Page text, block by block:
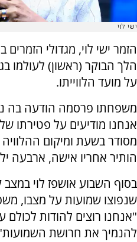
ישי לוי
הזמר ישי לוי, מגדולי
על מועד הלווייתו.
משפחתו פרסמה הודעה בה
אנחנו מודיעים על פטירתו
מסודר בשעת ומיקום ההלוויה
הותיר אחריו אישה, ארבעה
בסוף השבוע אושפז לוי
שנפוצו שמועות על מצבו,
"אנחנו רוצים להודות
להנמיך את חרושת